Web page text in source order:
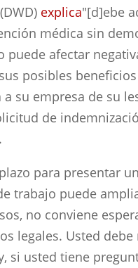
explica"[d]ebe
médica sin
puede afectar
posibles
su empresa de su
de
para presentar
trabajo puede
no conviene
legales. Usted
si usted tiene